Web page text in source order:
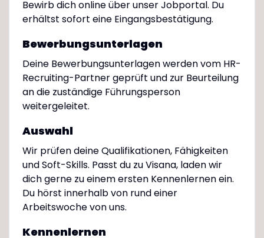
Bewirb dich online über unser Jobportal. Du
erhältst sofort eine Eingangsbestätigung.
Bewerbungsunterlagen
Deine Bewerbungsunterlagen werden vom HR-
Recruiting-Partner geprüft und zur Beurteilung
an die zuständige Führungsperson
weitergeleitet.
Auswahl
Wir prüfen deine Qualifikationen, Fähigkeiten
und Soft-Skills. Passt du zu Visana, laden wir
dich gerne zu einem ersten Kennenlernen ein.
Du hörst innerhalb von rund einer
Arbeitswoche von uns.
Kennenlernen